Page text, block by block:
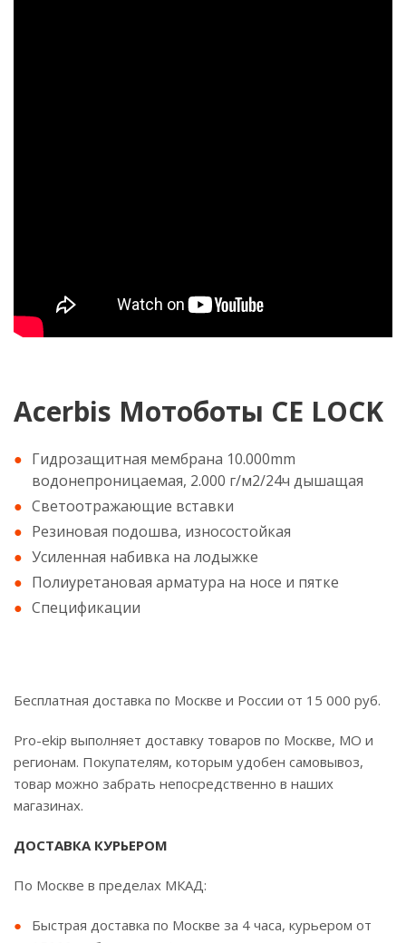
Acerbis Мотоботы CE LOCK
Гидрозащитная мембрана 10.000mm
водонепроницаемая, 2.000 г/м2/24ч дышащая
Светоотражающие вставки
Резиновая подошва, износостойкая
Усиленная набивка на лодыжке
Полиуретановая арматура на носе и пятке
Спецификации
Бесплатная доставка по Москве и России от 15 000 руб.
Pro-ekip выполняет доставку товаров по Москве, МО и
регионам. Покупателям, которым удобен самовывоз,
товар можно забрать непосредственно в наших
магазинах.
ДОСТАВКА КУРЬЕРОМ
По Москве в пределах МКАД:
Быстрая доставка по Москве за 4 часа, курьером от